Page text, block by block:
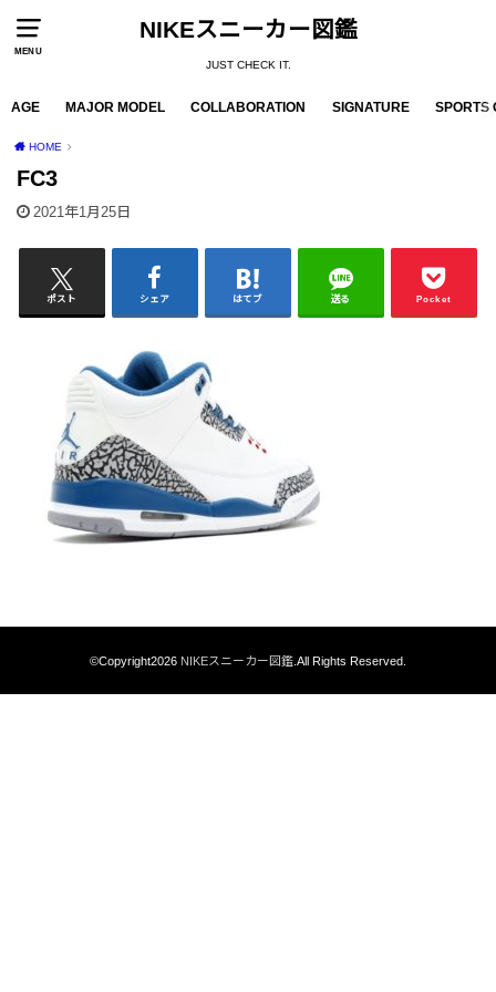
MENU
NIKEスニーカー図鑑
JUST CHECK IT.
AGE MAJOR MODEL COLLABORATION SIGNATURE SPORTS
HOME
FC3
2021年1月25日
ポスト シェア はてブ 送る Pocket
©Copyright2026 NIKEスニーカー図鑑.All Rights Reserved.